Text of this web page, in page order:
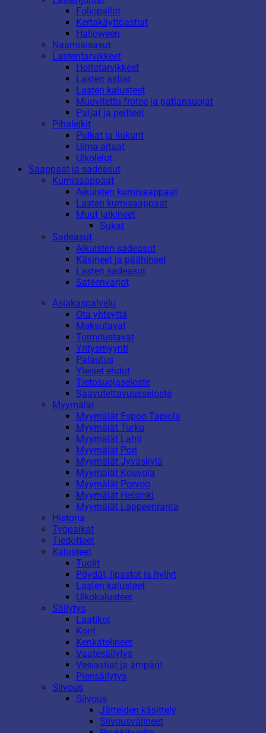
Foliopallot
Kertakäyttöastiat
Halloween
Naamiaisasut
Lastentarvikkeet
Hoitotarvikkeet
Lasten astiat
Lasten kalusteet
Muovitettu frotee ja patjansuojat
Patjat ja peitteet
Pihaleikit
Pulkat ja liukurit
Uima-altaat
Ulkolelut
Saappaat ja sadeasut
Kumisaappaat
Aikuisten kumisaappaat
Lasten kumisaappaat
Muut jalkineet
Sukat
Sadeasut
Aikuisten sadeasut
Käsineet ja päähineet
Lasten sadeasut
Sateenvarjot
Asiakaspalvelu
Ota yhteyttä
Maksutavat
Toimitustavat
Yritysmyynti
Palautus
Yleiset ehdot
Tietosuojaseloste
Saavutettavuusseloste
Myymälät
Myymälät Espoo Tapiola
Myymälät Turku
Myymälät Lahti
Myymälät Pori
Myymälät Jyväskylä
Myymälät Kouvola
Myymälät Porvoo
Myymälät Helsinki
Myymälät Lappeenranta
Historia
Työpaikat
Tiedotteet
Kalusteet
Tuolit
Pöydät, lipastot ja hyllyt
Lasten kalusteet
Ulkokalusteet
Säilytys
Laatikot
Korit
Kenkätelineet
Vaatesäilytys
Vesiastiat ja ämpärit
Piensäilytys
Siivous
Siivous
Jätteiden käsittely
Siivousvälineet